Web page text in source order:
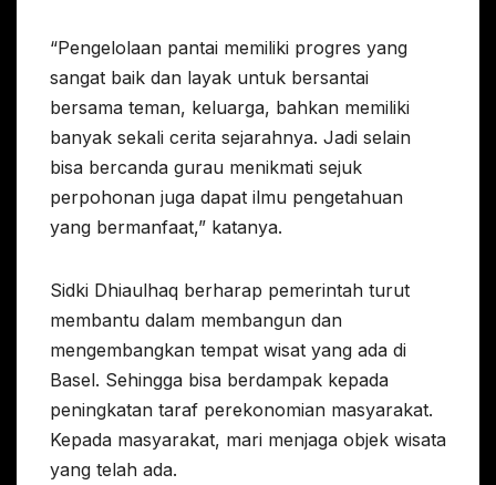
“Pengelolaan pantai memiliki progres yang
sangat baik dan layak untuk bersantai
bersama teman, keluarga, bahkan memiliki
banyak sekali cerita sejarahnya. Jadi selain
bisa bercanda gurau menikmati sejuk
perpohonan juga dapat ilmu pengetahuan
yang bermanfaat,” katanya.
Sidki Dhiaulhaq berharap pemerintah turut
membantu dalam membangun dan
mengembangkan tempat wisat yang ada di
Basel. Sehingga bisa berdampak kepada
peningkatan taraf perekonomian masyarakat.
Kepada masyarakat, mari menjaga objek wisata
yang telah ada.